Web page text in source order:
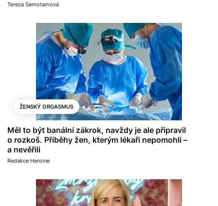
Tereza Semotamová
ŽENSKÝ ORGASMUS
Měl to být banální zákrok, navždy je ale připravil
o rozkoš. Příběhy žen, kterým lékaři nepomohli –
a nevěřili
Redakce Heroine